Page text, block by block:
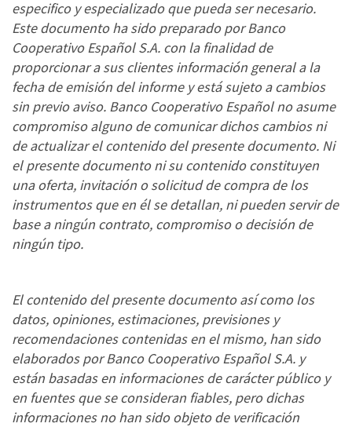
especifico y especializado que pueda ser necesario.
Este documento ha sido preparado por Banco
Cooperativo Español S.A. con la finalidad de
proporcionar a sus clientes información general a la
fecha de emisión del informe y está sujeto a cambios
sin previo aviso. Banco Cooperativo Español no asume
compromiso alguno de comunicar dichos cambios ni
de actualizar el contenido del presente documento. Ni
el presente documento ni su contenido constituyen
una oferta, invitación o solicitud de compra de los
instrumentos que en él se detallan, ni pueden servir de
base a ningún contrato, compromiso o decisión de
ningún tipo.
El contenido del presente documento así como los
datos, opiniones, estimaciones, previsiones y
recomendaciones contenidas en el mismo, han sido
elaborados por Banco Cooperativo Español S.A. y
están basadas en informaciones de carácter público y
en fuentes que se consideran fiables, pero dichas
informaciones no han sido objeto de verificación